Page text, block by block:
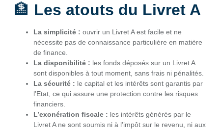
🏦 Les atouts du Livret A
La simplicité : ouvrir un Livret A est facile et ne
nécessite pas de connaissance particulière en matière
de finance.
La disponibilité : les fonds déposés sur un Livret A
sont disponibles à tout moment, sans frais ni pénalités.
La sécurité : le capital et les intérêts sont garantis par
l’Etat, ce qui assure une protection contre les risques
financiers.
L’exonération fiscale : les intérêts générés par le
Livret A ne sont soumis ni à l’impôt sur le revenu, ni aux